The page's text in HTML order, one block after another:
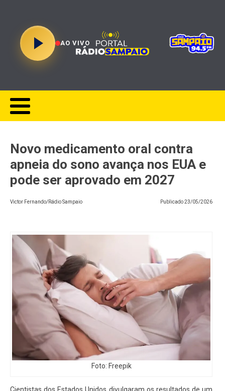
AO VIVO
Novo medicamento oral contra
apneia do sono avança nos EUA e
pode ser aprovado em 2027
Victor Fernando/Rádio Sampaio Publicado23/05/2026
Foto: Freepik
Cientistas dos Estados Unidos divulgaram os resultados de um